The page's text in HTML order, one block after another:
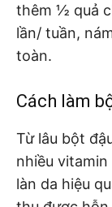
thêm ½ quả
lần/ tuần,
toàn.
Cách làm
Từ lâu bột
nhiều
làn da hiệu